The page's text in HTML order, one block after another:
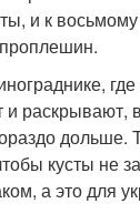
и к
и раскрывают,
дольше.
кусты не
а это для